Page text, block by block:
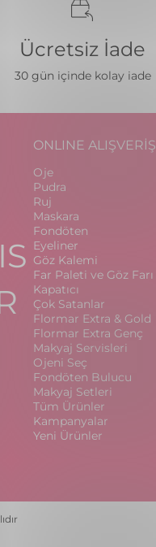
Ücretsiz İade
30 gün içinde kolay iade
ONLINE ALIŞVERİŞ
Oje
Pudra
Ruj
Maskara
Fondöten
Eyeliner
Göz Kalemi
Far Paleti ve Göz Farı
Kapatıcı
Çok Satanlar
Flormar Extra & Gold
Flormar Extra Genç
Makyaj Servisleri
Ojeni Seç
Fondöten Bulucu
Makyaj Setleri
Tüm Ürünler
Kampanyalar
Yeni Ürünler